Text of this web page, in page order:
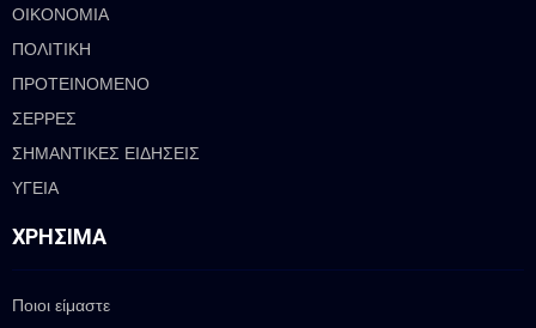
ΟΙΚΟΝΟΜΙΑ
ΠΟΛΙΤΙΚΗ
ΠΡΟΤΕΙΝΟΜΕΝΟ
ΣΕΡΡΕΣ
ΣΗΜΑΝΤΙΚΕΣ ΕΙΔΗΣΕΙΣ
ΥΓΕΙΑ
ΧΡΉΣΙΜΑ
Ποιοι είμαστε